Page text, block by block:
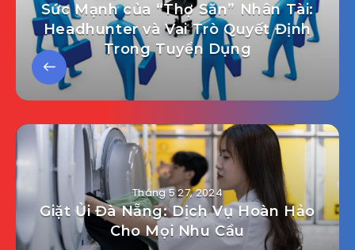
Sức Mạnh của “Thợ Săn” Nhân Tài:
Headhunter và Vai Trò Quyết Định
Trong Tuyển Dụng
Tháng 5 27, 2024
Giặt Ủi Đà Nẵng: Dịch Vụ Hoàn Hảo
Cho Mọi Nhu Cầu